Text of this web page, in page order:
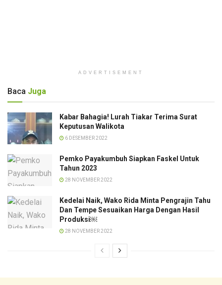
ADVERTISEMENT
Baca Juga
Kabar Bahagia! Lurah Tiakar Terima Surat
Keputusan Walikota
6 DESEMBER 2022
Pemko Payakumbuh Siapkan Faskel Untuk
Tahun 2023
28 NOVEMBER 2022
Kedelai Naik, Wako Rida Minta Pengrajin Tahu
Dan Tempe Sesuaikan Harga Dengan Hasil
Produksi￼
28 NOVEMBER 2022